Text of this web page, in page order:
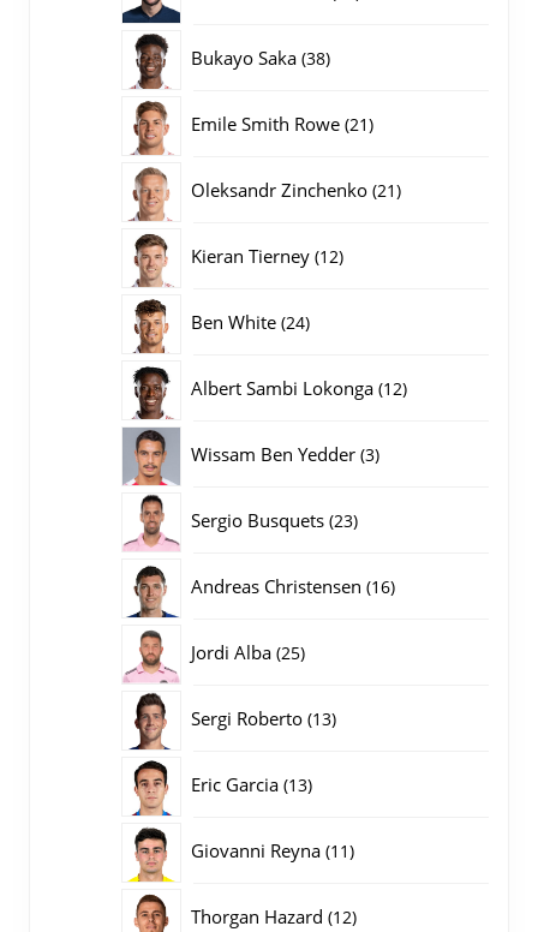
Bukayo Saka 3838
Emile Smith Rowe 2121
Oleksandr Zinchenko 2121
Kieran Tierney 1212
Ben White 2424
Albert Sambi Lokonga 1212
Wissam Ben Yedder 33
Sergio Busquets 2323
Andreas Christensen 1616
Jordi Alba 2525
Sergi Roberto 1313
Eric Garcia 1313
Giovanni Reyna 1111
Thorgan Hazard 1212